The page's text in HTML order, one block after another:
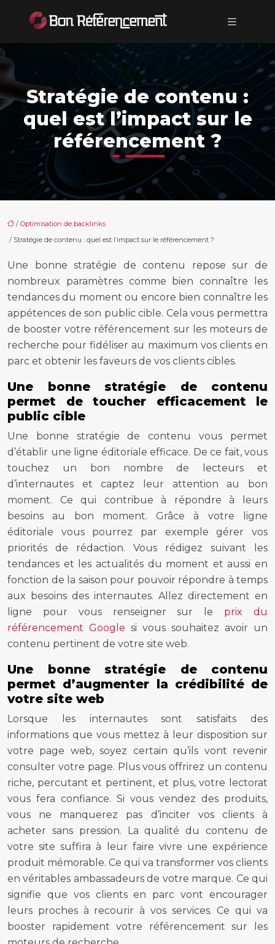
Stratégie de contenu :
quel est l’impact sur le
référencement ?
/ Optimisation de backlinks
/ Stratégie de contenu : quel est l’impact sur le référencement ?
Une bonne stratégie de contenu repose sur de
nombreux paramètres comme bien connaître les
tendances du moment ou encore bien connaître les
appétences de son public cible. Cela vous permettra
de booster votre référencement sur les moteurs de
recherche pour fidéliser au maximum vos clients en
parc et obtenir les faveurs de vos clients cibles.
Une bonne stratégie de contenu
permet de toucher efficacement le
public cible
Une bonne stratégie de contenu vous permet
d’établir une ligne éditoriale efficace. De ce fait, vous
touchez un bon nombre de lecteurs et
d’internautes et captez leur attention au bon
moment. Ce qui contribue à répondre à leurs
besoins au bon moment. Grâce à votre ligne
éditoriale vous pourrez par exemple gérer vos
priorités de rédaction. Vous rédigez suivant les
tendances et les actualités du moment et aussi en
fonction de la saison pour pouvoir répondre à temps
aux besoins des internautes. Allez directement en
ligne pour vous renseigner sur le prix du
référencement Google si vous souhaitez avoir un
contenu pertinent de votre site web.
Une bonne stratégie de contenu
permet d’augmenter la crédibilité de
votre site web
Lorsque les internautes sont satisfaits des
informations que vous mettez à leur disposition sur
votre page web, soyez certain qu’ils vont revenir
consulter votre page. Plus vous offrirez un contenu
riche, percutant et pertinent, et plus, votre lectorat
vous fera confiance. Si vous vendez des produits,
vous ne manquerez pas d’inciter vos clients à
acheter sans pression. La qualité du contenu de
votre site suffira à leur faire vivre une expérience
produit mémorable. Ce qui va transformer vos clients
en véritables ambassadeurs de votre marque. Ce qui
signifie que vos clients en parc vont encourager
leurs proches à recourir à vos services. Ce qui va
booster rapidement votre référencement sur les